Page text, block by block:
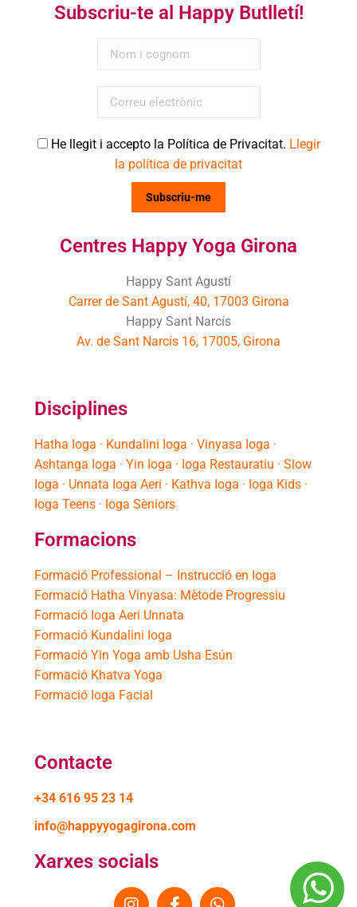
Subscriu-te al Happy Butlletí!
He llegit i accepto la Política de Privacitat. Llegir
la política de privacitat
Centres Happy Yoga Girona
Happy Sant Agustí
Carrer de Sant Agustí, 40, 17003 Girona
Happy Sant Narcís
Av. de Sant Narcís 16, 17005, Girona
Disciplines
Hatha Ioga · Kundalini Ioga · Vinyasa Ioga ·
Ashtanga Ioga · Yin Ioga · Ioga Restauratiu · Slow
Ioga · Unnata Ioga Aeri · Kathva Ioga · Ioga Kids ·
Ioga Teens · Ioga Sèniors
Formacions
Formació Professional – Instrucció en Ioga
Formació Hatha Vinyasa: Mètode Progressiu
Formació Ioga Aeri Unnata
Formació Kundalini Ioga
Formació Yin Yoga amb Usha Esún
Formació Khatva Yoga
Formació Ioga Facial
Contacte
+34 616 95 23 14
info@happyyogagirona.com
Xarxes socials